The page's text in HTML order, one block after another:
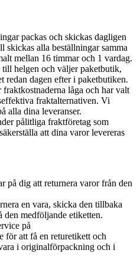
packas och skickas dagligen
skickas alla beställningar samma
mellan 16 timmar och 1 vardag.
helgen och väljer paketbutik,
redan dagen efter i paketbutiken.
låga och har valt
fraktalternativen. Vi
alla dina leveranser.
pålitliga fraktföretag som
att dina varor levereras
på dig att returnera varor från den
en vara, skicka den tillbaka
den medföljande etiketten.
på
för att få en returetikett och
i originalförpackning och i